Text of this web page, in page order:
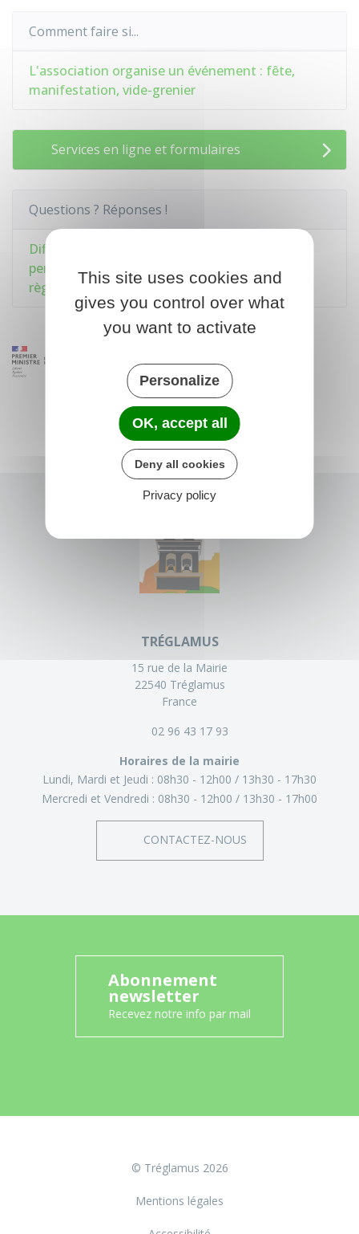
Comment faire si...
L'association organise un événement : fête,
manifestation, vide-grenier
Services en ligne et formulaires
Questions ? Réponses !
Diffusion de musique par une association
pendant un événement public : quelles sont les
règles ?
TRÉGLAMUS
15 rue de la Mairie
22540 Tréglamus
France
02 96 43 17 93
Horaires de la mairie
Lundi, Mardi et Jeudi : 08h30 - 12h00
13h30 - 17h30
Mercredi et Vendredi : 08h30 - 12h00 13h30 - 17h00
CONTACTEZ-NOUS
Abonnement
newsletter
Recevez notre info par mail
© Tréglamus 2026
Mentions légales
This site uses cookies and
gives you control over what
you want to activate
Personalize
OK, accept all
Deny all cookies
Privacy policy